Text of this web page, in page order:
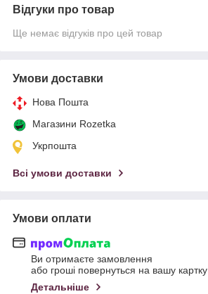
Відгуки про товар
Ще немає відгуків про цей товар
Умови доставки
Нова Пошта
Магазини Rozetka
Укрпошта
Всі умови доставки
Умови оплати
Ви отримаєте замовлення
або гроші повернуться на вашу картку
Детальніше